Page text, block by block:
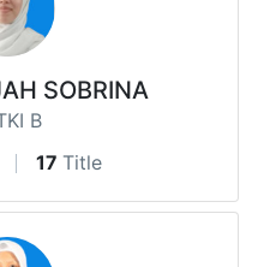
SOBRINA
B
17 Title